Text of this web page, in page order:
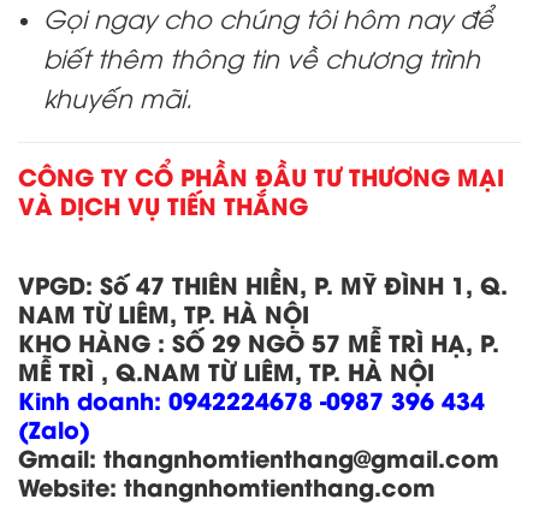
Gọi ngay cho chúng tôi hôm nay để
biết thêm thông tin về chương trình
khuyến mãi.
CÔNG TY CỔ PHẦN ĐẦU TƯ THƯƠNG MẠI
VÀ DỊCH VỤ TIẾN THẮNG
VPGD: Số 47 THIÊN HIỀN, P. MỸ ĐÌNH 1, Q.
NAM TỪ LIÊM, TP. HÀ NỘI
KHO HÀNG : SỐ 29 NGÕ 57 MỄ TRÌ HẠ, P.
MỄ TRÌ , Q.NAM TỪ LIÊM, TP. HÀ NỘI
Kinh doanh: 0942224678 -0987 396 434
(Zalo)
Gmail: thangnhomtienthang@gmail.com
Website: thangnhomtienthang.com